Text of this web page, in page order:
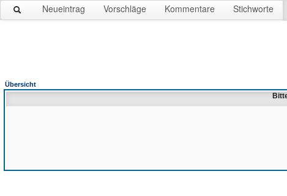
Neueintrag Vorschläge Kommentare Stichworte
Übersicht